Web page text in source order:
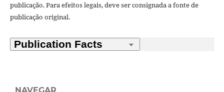
publicação. Para efeitos legais, deve ser consignada a fonte de
publicação original.